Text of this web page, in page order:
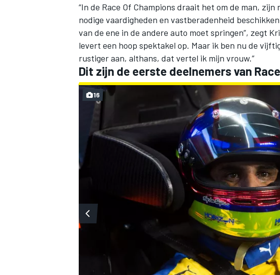
INDYCAR
WEC DTM
“In de Race Of Champions draait het om de man,
nodige vaardigheden en vastberadenheid
van de ene in de andere auto moet springen”, zegt
levert een hoop spektakel op. Maar ik ben nu de
rustiger aan, althans, dat vertel ik mijn vrouw.”
Dit zijn de eerste deelnemers van
16